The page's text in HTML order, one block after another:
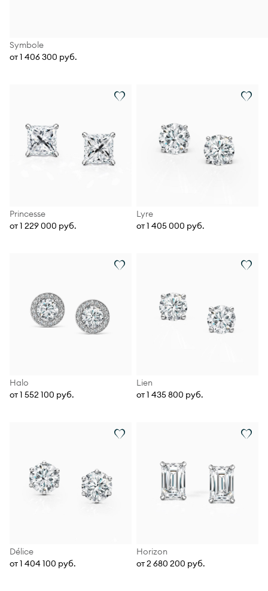
Symbole
от 1 406 300 руб.
Princesse
от 1 229 000 руб.
Lyre
от 1 405 000 руб.
Halo
от 1 552 100 руб.
Lien
от 1 435 800 руб.
Délice
от 1 404 100 руб.
Horizon
от 2 680 200 руб.